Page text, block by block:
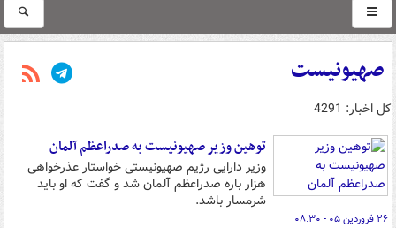
صهیونیست
کل اخبار: 4291
توهین وزیر صهیونیست به صدراعظم آلمان
وزیر دارایی رژیم صهیونیستی خواستار عذرخواهی
هزار باره صدراعظم آلمان شد و گفت که او باید
شرمسار باشد.
۲۶ فروردین ۰۵ - ۰۸:۳۰